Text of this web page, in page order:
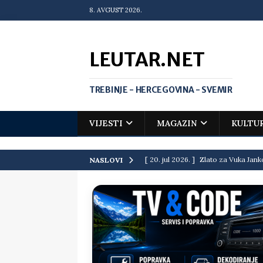
8. AVGUST 2026.
LEUTAR.NET
TREBINJE - HERCEGOVINA - SVEMIR
VIJESTI MAGAZIN
NASLOVI [ 20. jul 2026. ] Zlato za Vuka
[ 19. jul 2026. ] Da li i obraz ima
[ 16. jul 2026. ] Mile će da ti
[ 16. jul 2026. ] Krediti i dugovi
[ 15. jul 2026. ] Politički potres u